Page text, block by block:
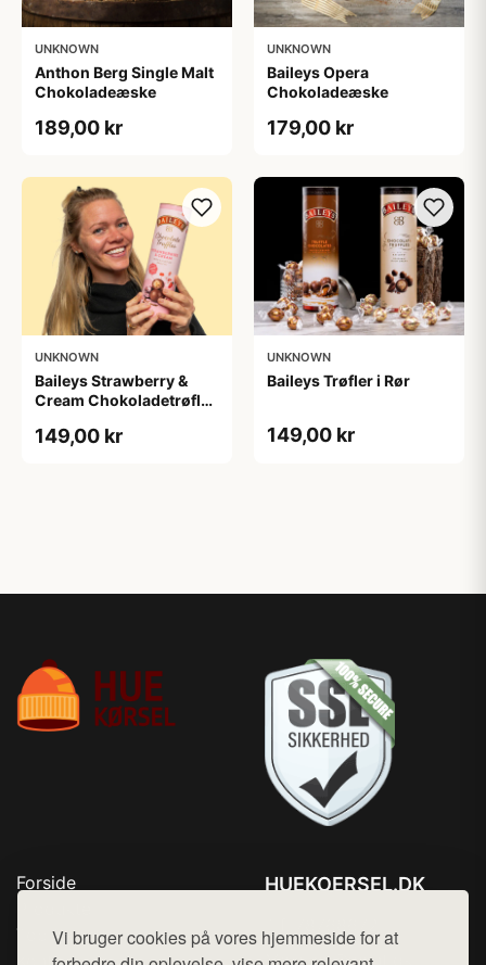
Vi bruger cookies på vores hjemmeside for at
UNKNOWN
Anthon Berg Single Malt
Chokoladeæske
189,00 kr
UNKNOWN
Baileys Opera
Chokoladeæske
179,00 kr
UNKNOWN
Baileys Strawberry &
Cream Chokoladetrøfler
149,00 kr
UNKNOWN
Baileys Trøfler i Rør
149,00 kr
Forside
Top Rabatter
Kontakt
HUEKOERSEL.DK
Mail: hej@want.dk